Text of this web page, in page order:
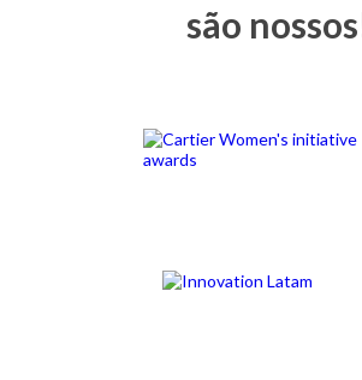
são